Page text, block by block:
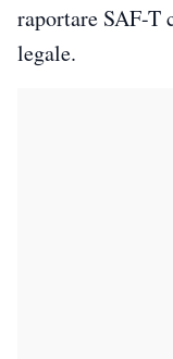
raportare SAF-T
legale.